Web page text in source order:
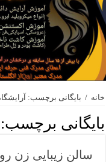
خانه / بایگانی برچسب:
بایگانی برچسب:
سالن زیبایی زن